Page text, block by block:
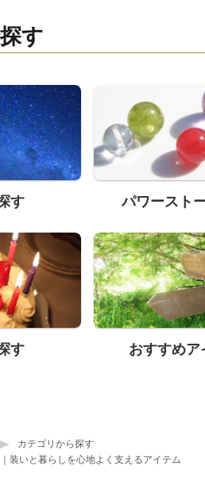
す
す パワースト
す おすすめア
カテゴリから探す
装いと暮らしを心地よく支えるアイテム